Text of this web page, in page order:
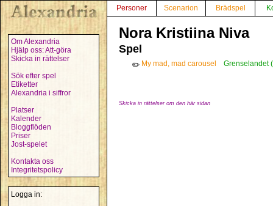
Om Alexandria
Hjälp oss: Att-göra
Skicka in rättelser
Sök efter spel
Etiketter
Alexandria i siffror
Platser
Kalender
Bloggflöden
Priser
Jost-spelet
Kontakta oss
Integritetspolicy
Logga in:
Personer Scenarion Brädspel
Nora Kristiina Niva
Spel
✏️ My mad, mad carousel Grenselandet
Skicka in rättelser om den här sidan